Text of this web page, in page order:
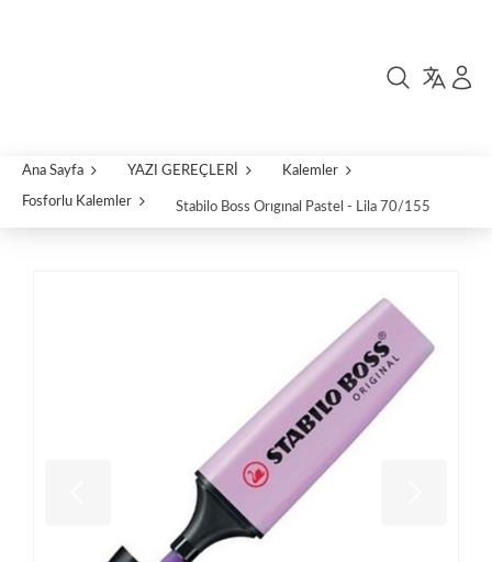
Ana Sayfa YAZI GEREÇLERİ Kalemler
Fosforlu Kalemler Stabilo Boss Orıgınal Pastel - Lila 70/155